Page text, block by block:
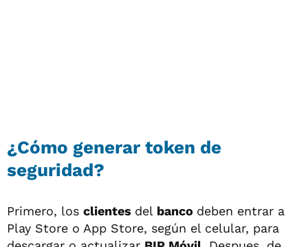
¿Cómo generar token de
seguridad?
Primero, los clientes del banco deben entrar a
Play Store o App Store, según el celular, para